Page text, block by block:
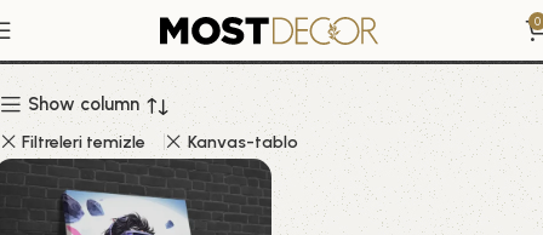
0
Fantastik Karakter
Show column
Filtreleri temizle
Kanvas-tablo